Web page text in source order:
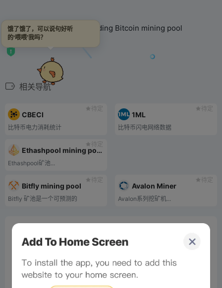
BTC.com is the world’s leading Bitcoin mining pool
相关导航
待定
CBECI
比特币电力消耗统计
待定
1ML
比特币闪电网络数据
待定
Ethashpool mining pool
Ethashpool矿池...
待定
Bitfly mining pool
Bitfly 矿池是一个可预测的
待定
Avalon Miner
Avalon系列挖矿机...
tbd
饿了饿了，可以说句好听
的‘喂喂’我吗？